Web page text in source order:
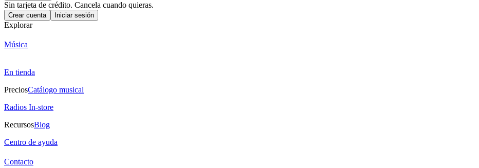
Sin tarjeta de crédito. Cancela cuando quieras.
Crear cuenta Iniciar sesión
Explorar
Música
En tienda
PreciosCatálogo musical
Radios In-store
RecursosBlog
Centro de ayuda
Contacto